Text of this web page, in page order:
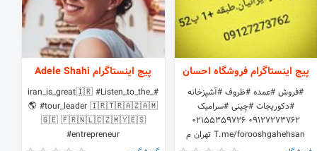
پیج اینستاگرام فروشگاه احسان
#فروش #عمده #ظروف #آشپزخانه
#دکوریجات #چینی #سرامیک
09127273762 02155359726
T.me/forooshgahehsan تهران م
پیج اینستاگرام Adele Shahi
#iran_is_great🇮🇷 #Listen_to_the_
🌎 #tour_leader 🇮🇷🇹🇷🇦🇿🇦🇲
🇬🇪 🇫🇷🇳🇱🇨🇿🇲🇾🇪🇸
#entrepreneur